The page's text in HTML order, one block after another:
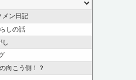
メン日記
しの話
し
向こう側！？